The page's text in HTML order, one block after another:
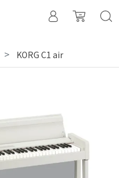
KORG C1 air